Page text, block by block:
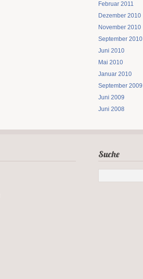
Februar 2011
Dezember 2010
November 2010
September 2010
Juni 2010
Mai 2010
Januar 2010
September 2009
Juni 2009
Juni 2008
Suche